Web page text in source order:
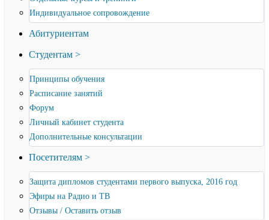
Индивидуальное сопровождение
Абитуриентам
Студентам >
Принципы обучения
Расписание занятий
Форум
Личный кабинет студента
Дополнительные консультации
Посетителям >
Защита дипломов студентами первого выпуска, 2016 год
Эфиры на Радио и ТВ
Отзывы / Оставить отзыв